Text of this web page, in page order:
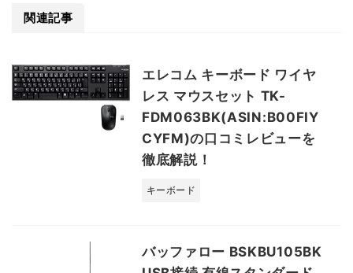
関連記事
エレコム キーボード ワイヤ
レス マウスセット TK-
FDM063BK(ASIN:B00FIY
CYFM)の口コミレビューを
徹底解説！
キーボード
バッファロー BSKBU105BK